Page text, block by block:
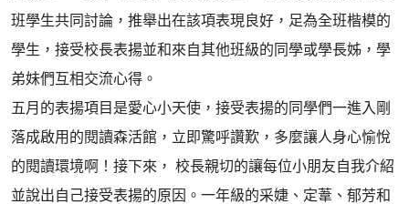
班學生共同討論，推舉出在該項表現良好，足為全班楷模的
學生，接受校長表揚並和來自其他班級的同學或學長姊，學
弟妹們互相交流心得。
五月的表揚項目是愛心小天使，接受表揚的同學們一進入剛
落成啟用的閱讀森活館，立即驚呼讚歎，多麼讓人身心愉悅
的閱讀環境啊！接下來， 校長親切的讓每位小朋友自我介紹
並說出自己接受表揚的原因。一年級的采婕、定葦、郁芳和